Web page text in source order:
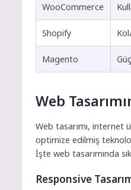
WooCommerce
Shopify
Magento
Web
Web tasarımı, internet
optimize edilmiş
İşte web tasarımında
Responsive